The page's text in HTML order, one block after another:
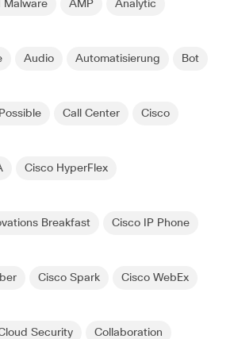
Malware AMP Analytic
Audio Automatisierung Bot
Call Center Cisco
Cisco HyperFlex
Breakfast Cisco IP Phone
Cisco Spark Cisco WebEx
Security Collaboration